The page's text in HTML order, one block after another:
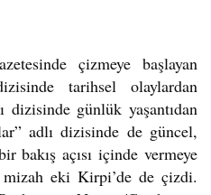
çizmeye başlayan
tarihsel olaylardan
dizisinde günlük yaşantıdan
adlı dizisinde de güncel,
bakış açısı içinde vermeye
mizah eki Kirpi’de de çizdi.